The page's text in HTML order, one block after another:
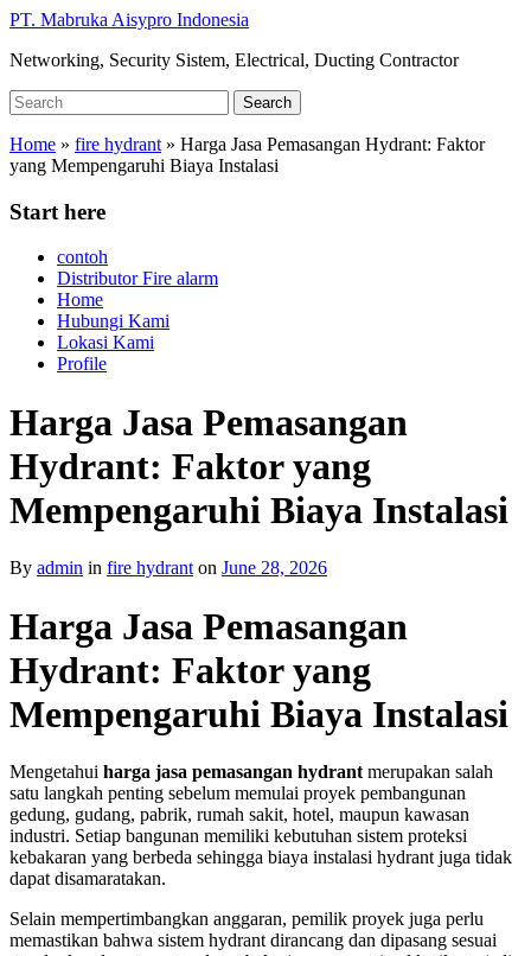
Skip
main
PT. Mabruka Aisypro Indonesia
Networking, Security Sistem, Electrical, Ducting Contractor
Search
for:
Search
Home » fire hydrant » Harga Jasa Pemasangan Hydrant: Faktor
yang Mempengaruhi Biaya Instalasi
Start here
contoh
Distributor Fire alarm
Home
Hubungi Kami
Lokasi Kami
Profile
Harga Jasa Pemasangan
Hydrant: Faktor yang
Mempengaruhi Biaya Instalasi
By admin in fire hydrant on June 28, 2026
Harga Jasa Pemasangan
Hydrant: Faktor yang
Mempengaruhi Biaya Instalasi
Mengetahui harga jasa pemasangan hydrant merupakan salah
satu langkah penting sebelum memulai proyek pembangunan
gedung, gudang, pabrik, rumah sakit, hotel, maupun kawasan
industri. Setiap bangunan memiliki kebutuhan sistem proteksi
kebakaran yang berbeda sehingga biaya instalasi hydrant juga tidak
dapat disamaratakan.
Selain mempertimbangkan anggaran, pemilik proyek juga perlu
memastikan bahwa sistem hydrant dirancang dan dipasang sesuai